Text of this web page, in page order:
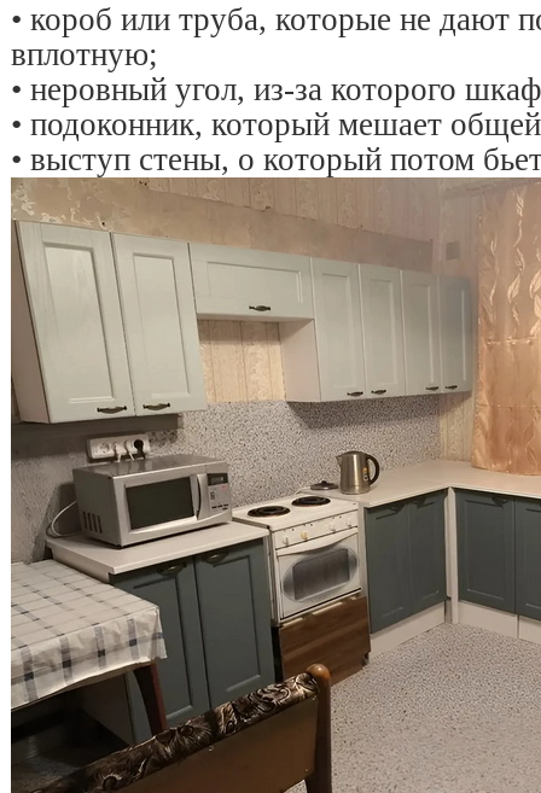
• короб или труба, которые не дают
вплотную;
• неровный угол, из-за которого
• подоконник, который мешает
• выступ стены, о который потом